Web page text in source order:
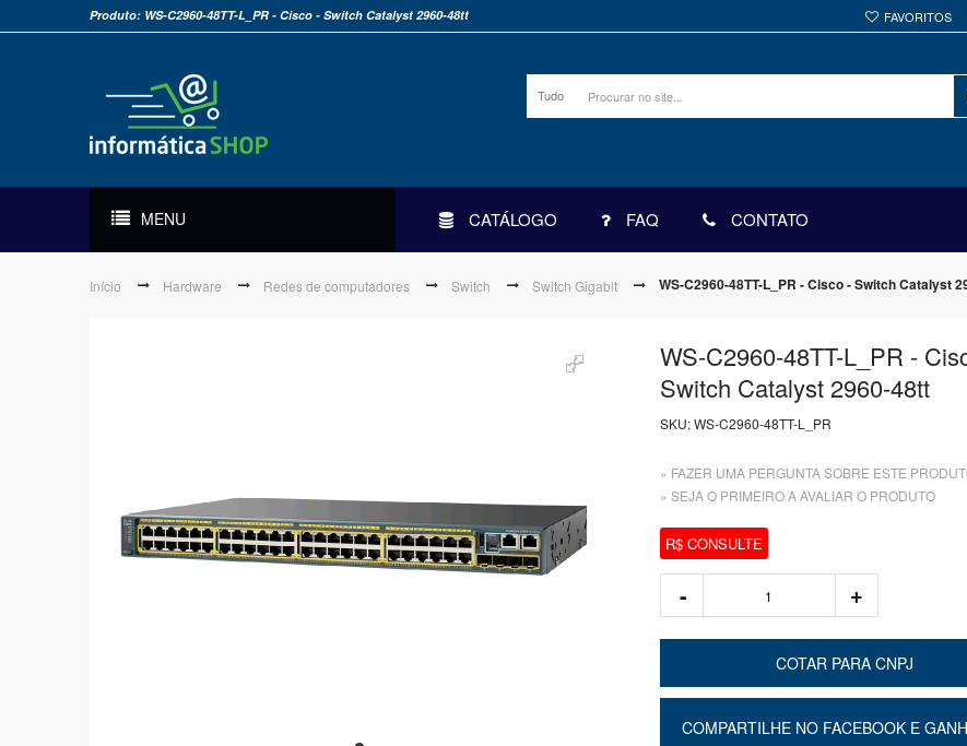
FAVORITOS
Produto: WS-C2960-48TT-L_PR - Cisco - Switch Catalyst 2960-48tt
Tudo
MENU CATÁLOGO FAQ CONTATO
Início Hardware Redes de computadores Switch Switch Gigabit WS-C2960-48TT-L_PR - Cisco - Switch Catalyst
WS-C2960-48TT-L_PR -
Switch Catalyst 2960-48tt
SKU:WS-C2960-48TT-L_PR
» FAZER UMA PERGUNTA SOBRE ESTE
» SEJA O PRIMEIRO A AVALIAR O PRODUTO
R$ CONSULTE
COTAR PARA CNPJ
COMPARTILHE NO FACEBOOK E